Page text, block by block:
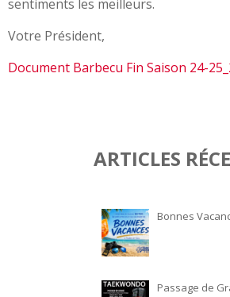
sentiments les meilleurs.
Votre Président,
Document Barbecu Fin Saison 24-
ARTICLES
Bonnes
Passage de